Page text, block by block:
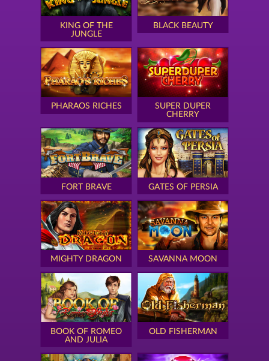
KING OF THE
JUNGLE
BLACK BEAUTY
PHARAOS RICHES
SUPER DUPER
CHERRY
FORT BRAVE GATES OF PERSIA
MIGHTY DRAGON SAVANNA MOON
BOOK OF ROMEO
AND JULIA
OLD FISHERMAN